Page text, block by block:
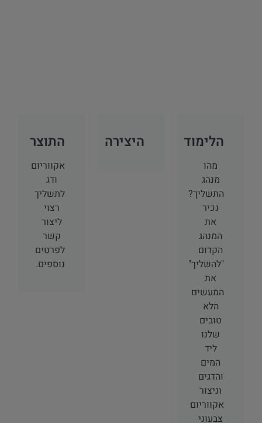
הלימוד
מהו
מנהג
התשליך?
נכיר
את
המנהג
הקדום
"להשליך"
את
המעשים
הלא
טובים
שלנו
ליד
המים
והדגים
וניצור
אקווריום
צבעוני
היצירה התוצר
אקווריום
ודג
לתשליך
רצוי
ליצור
קשר
לפרטים
נוספים.